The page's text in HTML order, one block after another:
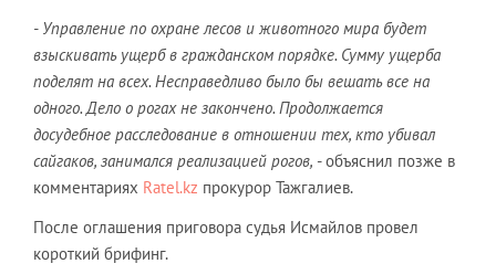
- Управление по охране лесов и животного мира будет
взыскивать ущерб в гражданском порядке. Сумму ущерба
поделят на всех. Несправедливо было бы вешать все на
одного. Дело о рогах не закончено. Продолжается
досудебное расследование в отношении тех, кто убивал
сайгаков, занимался реализацией рогов, - объяснил позже в
комментариях Ratel.kz прокурор Тажгалиев.
После оглашения приговора судья Исмайлов провел
короткий брифинг.